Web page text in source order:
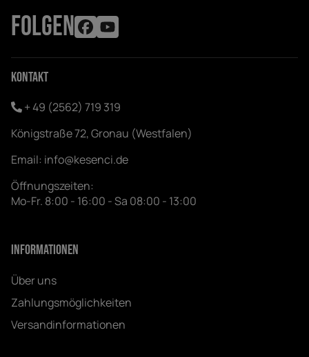
FOLGEN
Kontakt
+ 49 (2562) 719 319
Königstraße 72, Gronau (Westfalen)
Email: info@kesenci.de
Öffnungszeiten:
Mo-Fr. 8:00 - 16:00 - Sa 08:00 - 13:00
Informationen
Über uns
Zahlungsmöglichkeiten
Versandinformationen